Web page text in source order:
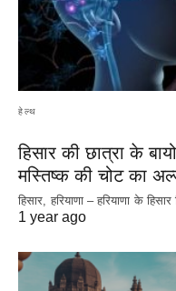
हेल्थ
हिसार की छात्रा के
मस्तिष्क की चोट का
हिसार, हरियाणा – हरियाणा के
1 year ago